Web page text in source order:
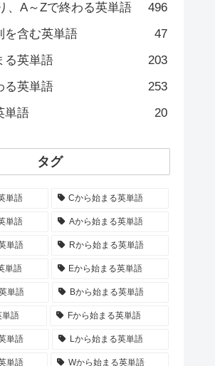
、A～Zで終わる英単語
496
を含む英単語
47
る英単語
203
る英単語
253
単語
20
タグ
単語 Cから始まる英単語
単語 Aから始まる英単語
単語 Rから始まる英単語
単語 Eから始まる英単語
単語 Bから始まる英単語
単語 Fから始まる英単語
単語 Lから始まる英単語
単語 Wから始まる英単語